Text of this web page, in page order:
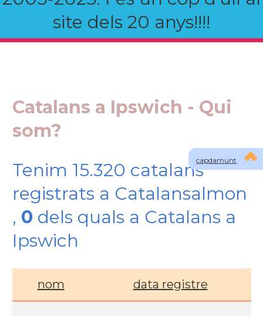
site dels 20 anys!!!!
capdamunt
Catalans a Ipswich - Qui
som?
Tenim 15.320 catalans
registrats a Catalansalmon
, 0 dels quals a Catalans a
Ipswich
nom data registre